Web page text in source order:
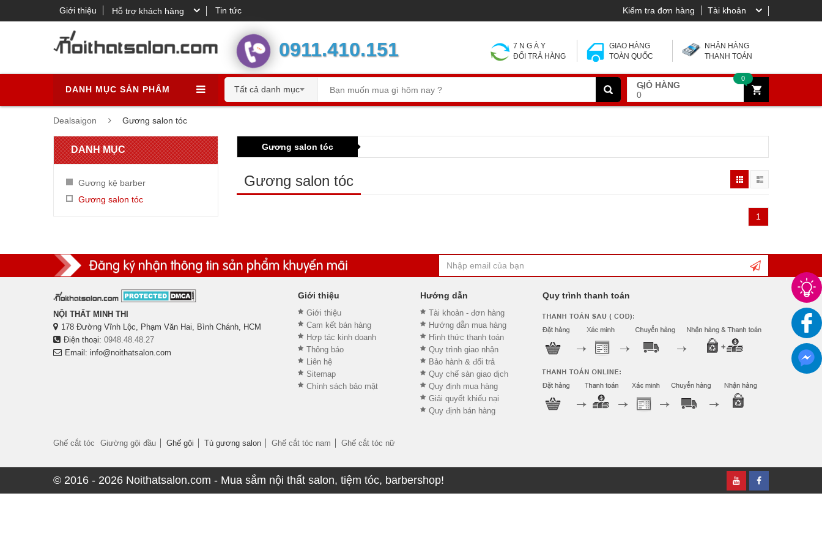
Giới thiệu Hỗ trợ khách hàng Tin tức Tài khoản
Kiểm tra đơn hàng
0911.410.151
7 N G À Y
ĐỔI TRẢ HÀNG
GIAO HÀNG
TOÀN QUỐC
NHẬN HÀNG
THANH TOÁN
DANH MỤC SẢN PHẨM Tất cả danh mục
GIỎ HÀNG
0
đ
0
Dealsaigon Gương salon tóc
Gương salon tóc
Gương salon tóc
1
DANH MỤC
Gương kệ barber
Gương salon tóc
NỘI THẤT MINH THI
178 Đường Vĩnh Lộc, Phạm Văn Hai, Bình Chánh, HCM
Điện thoại: 0948.48.48.27
Email: info@noithatsalon.com
Giới thiệu
Giới thiệu
Cam kết bán hàng
Hợp tác kinh doanh
Thông báo
Liên hệ
Sitemap
Chính sách bảo mật
Hướng dẫn
Tài khoản - đơn hàng
Hướng dẫn mua hàng
Hình thức thanh toán
Quy trình giao nhận
Bảo hành & đổi trả
Quy chế sàn giao dịch
Quy định mua hàng
Giải quyết khiếu nại
Quy định bán hàng
Quy trình thanh toán
Ghế cắt tóc Giường gội đầu Ghế gội Tủ gương salon Ghế cắt tóc nam Ghế cắt tóc nữ
© 2016 - 2026 Noithatsalon.com - Mua sắm nội thất salon, tiệm tóc, barbershop!